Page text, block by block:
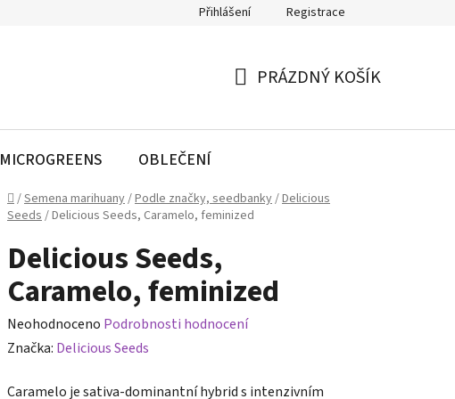
Přihlášení Registrace
PRÁZDNÝ KOŠÍK
MICROGREENS OBLEČENÍ
Domů
/Semena marihuany/Podle značky, seedbanky/Delicious
Seeds/Delicious Seeds, Caramelo, feminized
Delicious Seeds,
Caramelo, feminized
Průměrné
hodnocení
Neohodnoceno Podrobnosti hodnocení
Značka: Delicious Seeds
Caramelo je sativa-dominantní hybrid s intenzivním